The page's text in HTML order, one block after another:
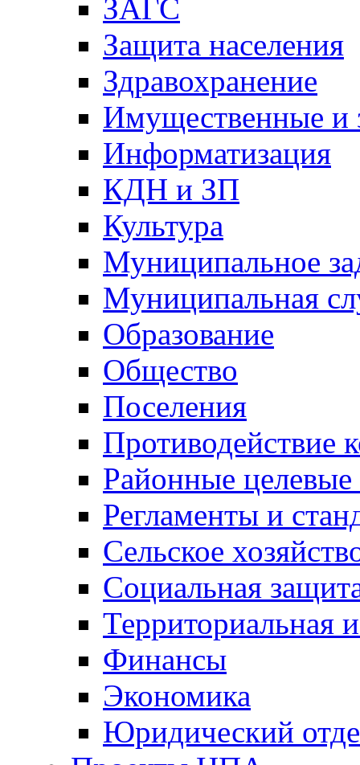
ЗАГС
Защита населения
Здравохранение
Имущественные и
Информатизация
КДН и ЗП
Культура
Муниципальное
Муниципальная
Образование
Общество
Поселения
Противодействие
Районные
Регламенты и
Сельское
Социальная
Территориальная
Финансы
Экономика
Юридический